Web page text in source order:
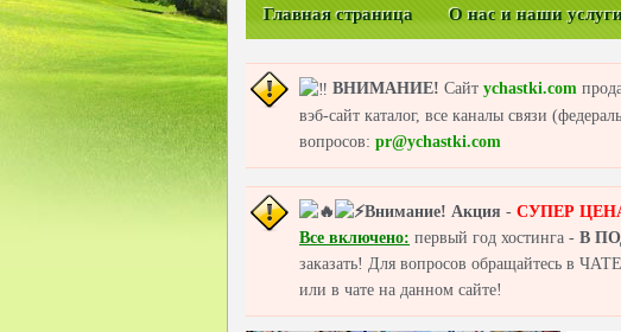
Главная страница О нас и наши
ВНИМАНИЕ! Сайт ychastki.com
вэб-сайт каталог, все каналы связи
вопросов: pr@ychastki.com
Внимание! Акция - СУПЕР
Все включено: первый год хостинга - В
заказать! Для вопросов обращайтесь в
или в чате на данном сайте!